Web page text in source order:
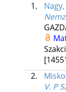
1.
2.
V. P